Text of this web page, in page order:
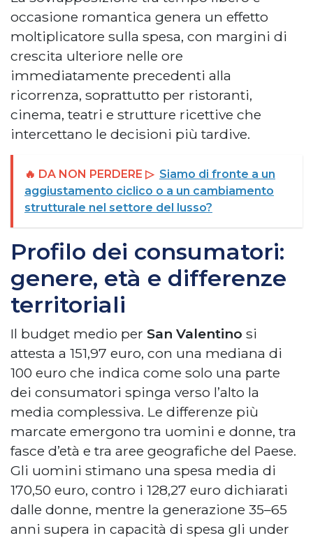
occasione romantica genera un effetto
moltiplicatore sulla spesa, con margini di
crescita ulteriore nelle ore
immediatamente precedenti alla
ricorrenza, soprattutto per ristoranti,
cinema, teatri e strutture ricettive che
intercettano le decisioni più tardive.
🔥 DA NON PERDERE ▷ Siamo di fronte a un
aggiustamento ciclico o a un cambiamento
strutturale nel settore del lusso?
Profilo dei consumatori:
genere, età e differenze
territoriali
Il budget medio per San Valentino si
attesta a 151,97 euro, con una mediana di
100 euro che indica come solo una parte
dei consumatori spinga verso l’alto la
media complessiva. Le differenze più
marcate emergono tra uomini e donne, tra
fasce d’età e tra aree geografiche del Paese.
Gli uomini stimano una spesa media di
170,50 euro, contro i 128,27 euro dichiarati
dalle donne, mentre la generazione 35–65
anni supera in capacità di spesa gli under